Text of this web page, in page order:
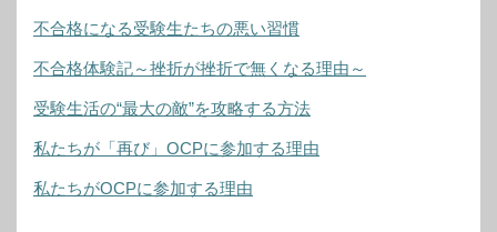
不合格になる受験生たちの悪い習慣
不合格体験記～挫折が挫折で無くなる理由～
受験生活の“最大の敵”を攻略する方法
私たちが「再び」OCPに参加する理由
私たちがOCPに参加する理由